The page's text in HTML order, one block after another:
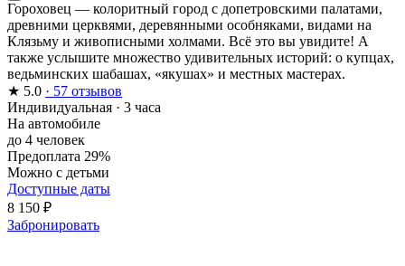
Гороховец — колоритный город с допетровскими палатами,
древними церквями, деревянными особняками, видами на
Клязьму и живописными холмами. Всё это вы увидите! А
также услышите множество удивительных историй: о купцах,
ведьминских шабашах, «якушах» и местных мастерах.
★ 5.0 · 57 отзывов
Индивидуальная · 3 часа
На автомобиле
до 4 человек
Предоплата 29%
Можно с детьми
Доступные даты
8 150 ₽
Забронировать